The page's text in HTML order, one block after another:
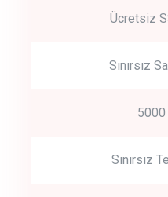
Start by trying our service for 30
Ücretsiz
Sınırsız
Sınırsız